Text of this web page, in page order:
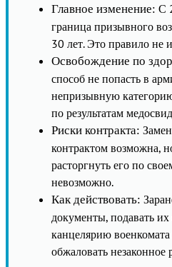
Главное изменение: С
граница призывного
30 лет. Это правило не
Освобождение по
способ не попасть в
непризывную
по результатам
Риски контракта:
контрактом возможна,
расторгнуть его по
невозможно.
Как действовать:
документы, подавать
канцелярию
обжаловать незаконное